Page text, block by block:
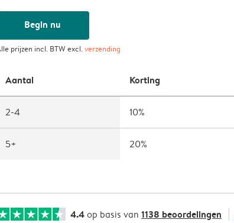
Begin nu
prijzen incl. BTW excl.verzending
Aantal Korting
2-4 10%
5+ 20%
4.4op basis van 1138 beoordelingen